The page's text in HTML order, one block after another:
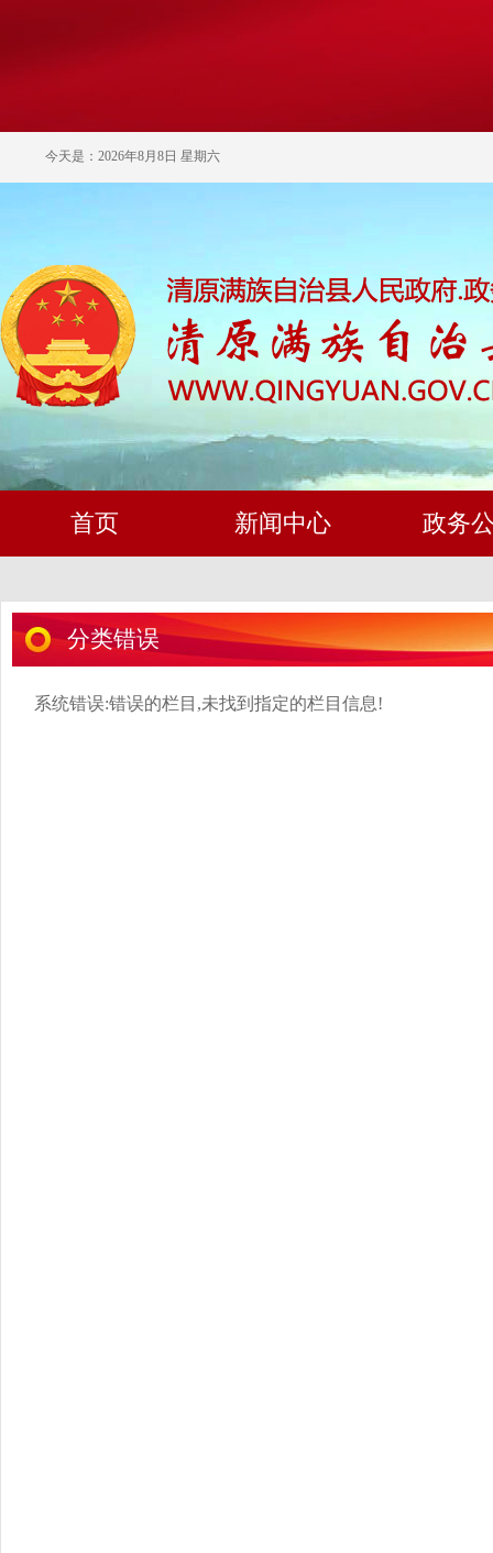
今天是：2026年8月8日 星期六
首页 新闻中心 政务
分类错误
系统错误:错误的栏目,未找到指定的栏目信息!